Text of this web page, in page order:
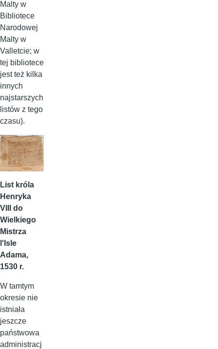
Malty w
Bibliotece
Narodowej
Malty w
Valletcie; w
tej bibliotece
jest też kilka
innych
najstarszych
listów z tego
czasu).
List króla
Henryka
VIII do
Wielkiego
Mistrza
l'Isle
Adama,
1530 r.
W tamtym
okresie nie
istniała
jeszcze
państwowa
administracj